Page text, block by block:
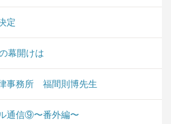
定
幕開けは
事務所 福間則博先生
通信⑨〜番外編〜